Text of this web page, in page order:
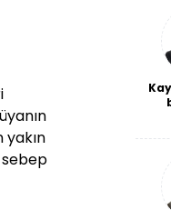
yakın
sebep